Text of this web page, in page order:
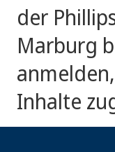
der
Marburg
Inhalte